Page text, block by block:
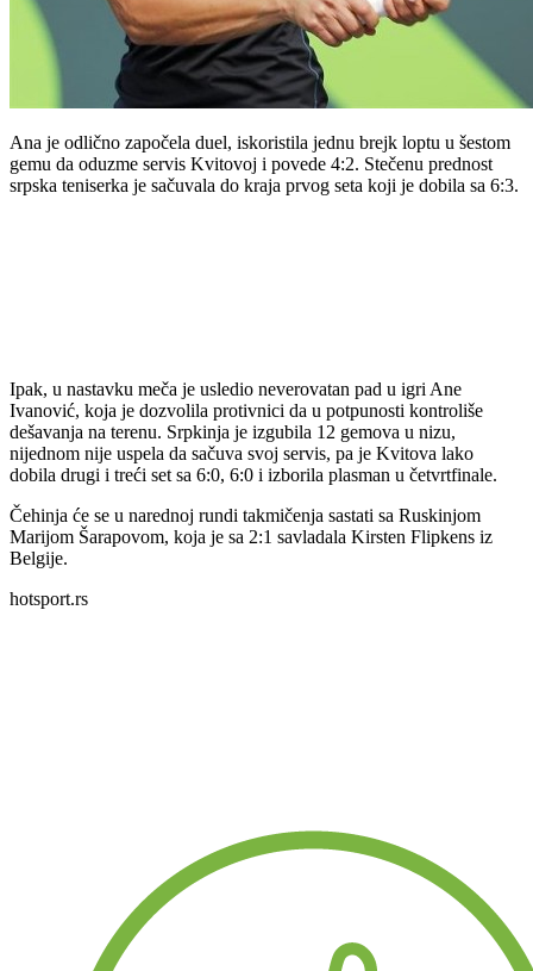
Ana je odlično započela duel, iskoristila jednu brejk loptu u šestom
gemu da oduzme servis Kvitovoj i povede 4:2. Stečenu prednost
srpska teniserka je sačuvala do kraja prvog seta koji je dobila sa 6:3.
Ipak, u nastavku meča je usledio neverovatan pad u igri Ane
Ivanović, koja je dozvolila protivnici da u potpunosti kontroliše
dešavanja na terenu. Srpkinja je izgubila 12 gemova u nizu,
nijednom nije uspela da sačuva svoj servis, pa je Kvitova lako
dobila drugi i treći set sa 6:0, 6:0 i izborila plasman u četvrtfinale.
Čehinja će se u narednoj rundi takmičenja sastati sa Ruskinjom
Marijom Šarapovom, koja je sa 2:1 savladala Kirsten Flipkens iz
Belgije.
hotsport.rs